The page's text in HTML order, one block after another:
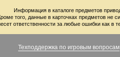
Информация в каталоге предметов
того, данные в карточках предметов не
ответственности за любые ошибки как в
Техподдержка по игровым вопросам